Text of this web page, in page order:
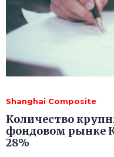
Shanghai Composite
Количество
фондовом рынке
28%